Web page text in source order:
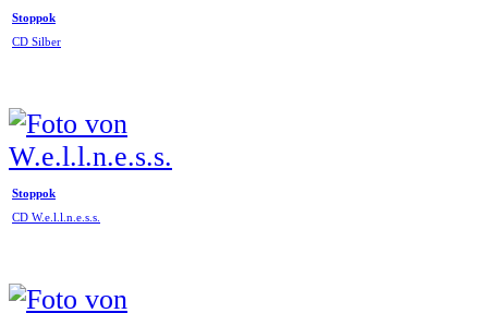
Stoppok
CD Silber
Stoppok
CD W.e.l.l.n.e.s.s.